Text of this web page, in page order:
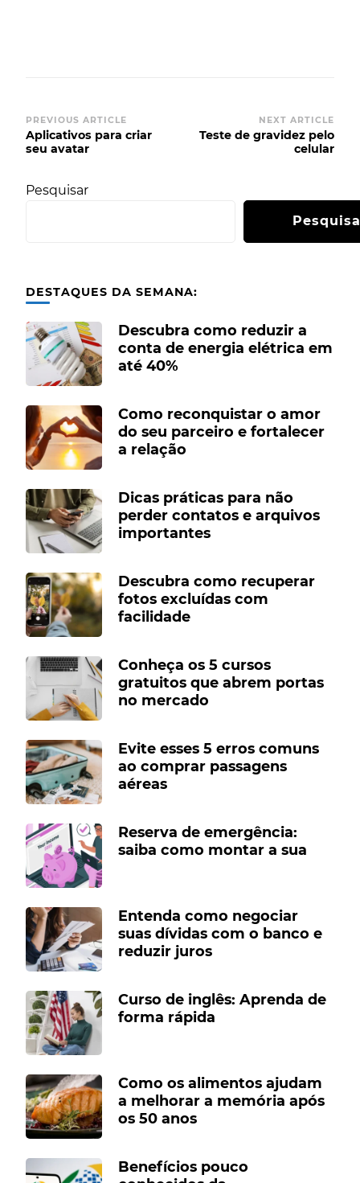
Post
Navigation
PREVIOUS ARTICLE
Aplicativos para criar
seu avatar
NEXT ARTICLE
Teste de gravidez pelo
celular
Pesquisar
DESTAQUES DA SEMANA:
Descubra como reduzir a
conta de energia elétrica em
até 40%
Como reconquistar o amor
do seu parceiro e fortalecer
a relação
Dicas práticas para não
perder contatos e arquivos
importantes
Descubra como recuperar
fotos excluídas com
facilidade
Conheça os 5 cursos
gratuitos que abrem portas
no mercado
Evite esses 5 erros comuns
ao comprar passagens
aéreas
Reserva de emergência:
saiba como montar a sua
Entenda como negociar
suas dívidas com o banco e
reduzir juros
Curso de inglês: Aprenda de
forma rápida
Como os alimentos ajudam
a melhorar a memória após
os 50 anos
Benefícios pouco